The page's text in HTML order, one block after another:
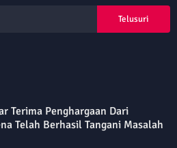
Terima Penghargaan Dari
Telah Berhasil Tangani Masalah